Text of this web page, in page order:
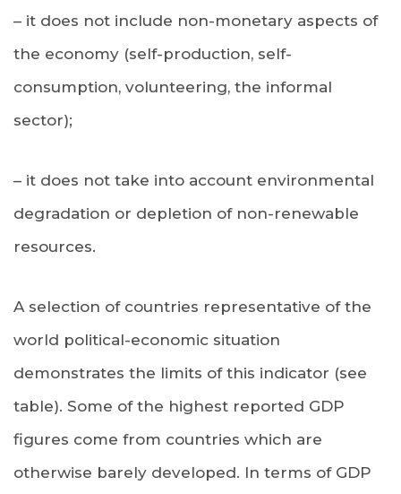
– it does not include non-monetary aspects of
the economy (self-production, self-
consumption, volunteering, the informal
sector);
– it does not take into account environmental
degradation or depletion of non-renewable
resources.
A selection of countries representative of the
world political-economic situation
demonstrates the limits of this indicator (see
table). Some of the highest reported GDP
figures come from countries which are
otherwise barely developed. In terms of GDP